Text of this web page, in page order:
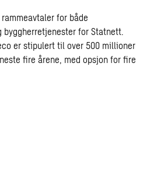
for både
byggherretjenester for Statnett.
er stipulert til over 500 millioner
fire årene, med opsjon for fire